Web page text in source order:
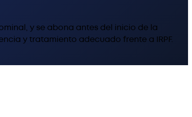
y se abona antes del inicio de la
y tratamiento adecuado frente a IRPF.